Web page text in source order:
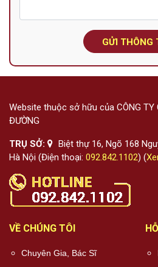
GỬI THÔNG
Website thuộc sở hữu của CÔNG TY
ĐƯỜNG
TRỤ SỞ:
Biệt thự 16, Ngõ 168
Hà Nội (Điện thoại: 092.842.1102) (
VỀ CHÚNG TÔI
Chuyên Gia, Bác Sĩ